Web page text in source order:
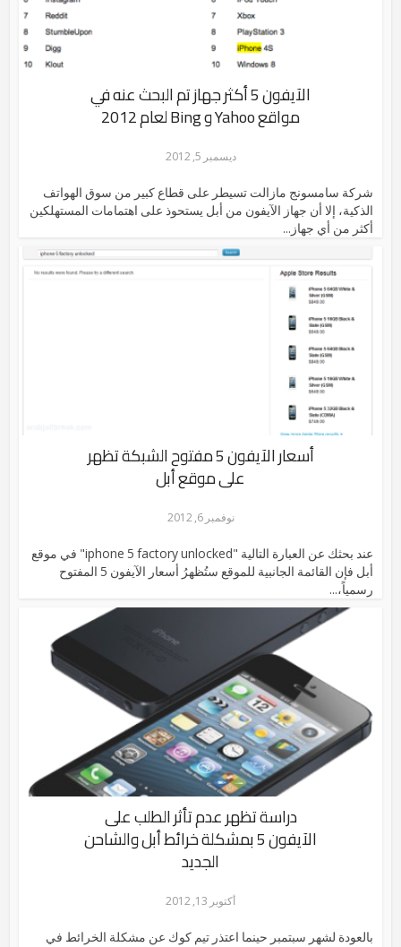
الآيفون 5 أكثر جهاز تم البحث عنه في
مواقع Yahoo و Bing لعام 2012
ديسمبر 5, 2012
شركة سامسونج مازالت تسيطر على قطاع كبير من سوق الهواتف
الذكية، إلا أن جهاز الآيفون من أبل يستحوذ على اهتمامات المستهلكين
أكثر من أي جهاز...
أسعار الآيفون 5 مفتوح الشبكة تظهر
على موقع أبل
نوفمبر 6, 2012
عند بحثك عن العبارة التالية "iphone 5 factory unlocked" في موقع
أبل فإن القائمة الجانبية للموقع ستُظهرُ أسعار الآيفون 5 المفتوح
رسمياً،...
دراسة تظهر عدم تأثر الطلب على
الآيفون 5 بمشكلة خرائط أبل والشاحن
الجديد
أكتوبر 13, 2012
بالعودة لشهر سبتمبر حينما اعتذر تيم كوك عن مشكلة الخرائط في